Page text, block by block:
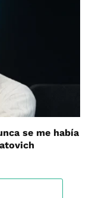
se me había